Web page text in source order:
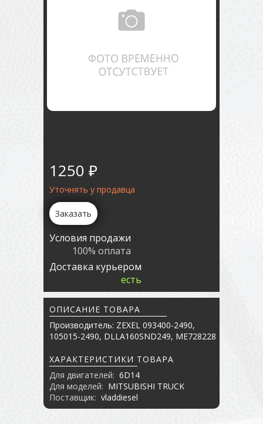
1250 ₽
Уточнять у продавца
Заказать
Условия продажи
100% оплата
Доставка курьером
есть
ОПИСАНИЕ ТОВАРА
Производитель: ZEXEL 093400-2490,
105015-2490, DLLA160SND249, ME728228
ХАРАКТЕРИСТИКИ ТОВАРА
Для двигателей: 6D14
Для моделей: MITSUBISHI TRUCK
Поставщик: vladdiesel